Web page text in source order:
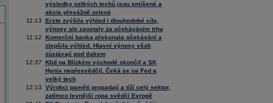
výsledky velkých techů jsou smíšené a
akcie převážně zelené
11:13
Erste zvýšila výhled i dlouhodobé cíle,
výnosy ale zaostaly za očekáváním trhu
11:12
Komerční banka překonala očekávání a
zlepšila výhled. Hlavní výnosy však
zůstávají pod tlakem
12:37
Klid na Blízkém východě skončil a SK
Hynix nepřesvědčil. Čeká se na Fed a
velký tech
12:13
Výrobci pamětí propadají a tíží celý sektor,
zatímco levnější ropa svědčí Evropě